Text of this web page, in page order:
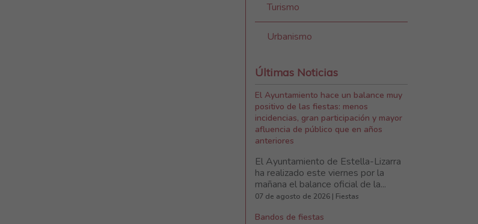
Turismo
Urbanismo
Últimas Noticias
El Ayuntamiento hace un balance muy
positivo de las fiestas: menos
incidencias, gran participación y mayor
afluencia de público que en años
anteriores
El Ayuntamiento de Estella-Lizarra
ha realizado este viernes por la
mañana el balance oficial de la...
07 de agosto de 2026 | Fiestas
Bandos de fiestas